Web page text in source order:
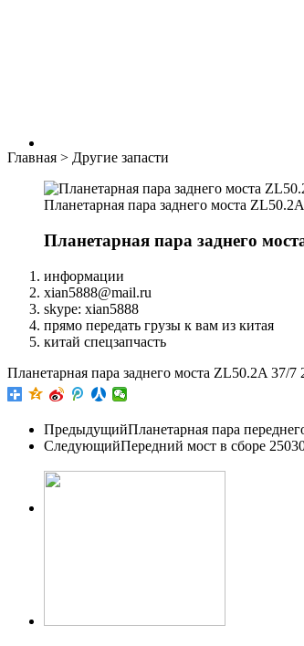
Главная > Другие запасти
Планетарная пара заднего моста
Планетарная пара заднего
информации
xian5888@mail.ru
skype: xian5888
прямо передать грузы к вам из китая
китай спецзапчасть
Планетарная пара заднего моста ZL50.2A 37/7
ПредыдущийПланетарная пара
СледующийПередний мост в сборе